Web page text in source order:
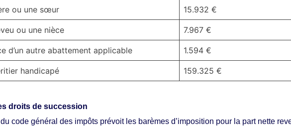
ou une sœur 15.932 €
ou une nièce 7.967 €
d’un autre abattement applicable 1.594 €
handicapé 159.325 €
droits de succession
du code général des impôts prévoit les barèmes d’imposition pour la part nette